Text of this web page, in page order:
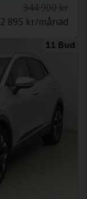
344 900 kr
2 895 kr/månad
11 Bud